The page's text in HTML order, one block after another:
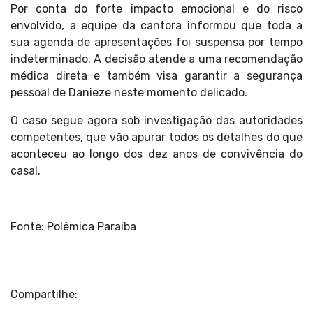
Por conta do forte impacto emocional e do risco
envolvido, a equipe da cantora informou que toda a
sua agenda de apresentações foi suspensa por tempo
indeterminado. A decisão atende a uma recomendação
médica direta e também visa garantir a segurança
pessoal de Danieze neste momento delicado.
O caso segue agora sob investigação das autoridades
competentes, que vão apurar todos os detalhes do que
aconteceu ao longo dos dez anos de convivência do
casal.
Fonte: Polêmica Paraiba
Compartilhe: